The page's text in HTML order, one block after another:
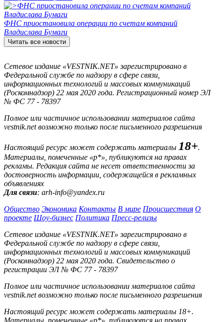
ФНС приостановила операции по счетам компаний
Владислава Бумаги
Читать все новости
Сетевое издание «VESTNIK.NET» зарегистрировано в
Федеральной службе по надзору в сфере связи,
информационных технологий и массовых коммуникаций
(Роскомнадзор) 22 мая 2020 года. Регистрационный номер ЭЛ
№ ФС 77 - 78397
Полное или частичное использовании материалов сайта
vestnik.net возможно только после письменного разрешения
Настоящий ресурс может содержать материалы 18+.
Материалы, помеченные «р*», публикуются на правах
рекламы. Редакция сайта не несет ответственности за
достоверность информации, содержащейся в рекламных
объявлениях
Для связи: arh-info@yandex.ru
Общество Экономика Контакты В мире Происшествия О
проекте Шоу-бизнес Политика Пресс-релизы
Сетевое издание «VESTNIK.NET» зарегистрировано в
Федеральной службе по надзору в сфере связи,
информационных технологий и массовых коммуникаций
(Роскомнадзор) 22 мая 2020 года. Свидетельство о
регистрации ЭЛ № ФС 77 - 78397
Полное или частичное использовании материалов сайта
vestnik.net возможно только после письменного разрешения
Настоящий ресурс может содержать материалы 18+.
Материалы, помеченные «р*», публикуются на правах